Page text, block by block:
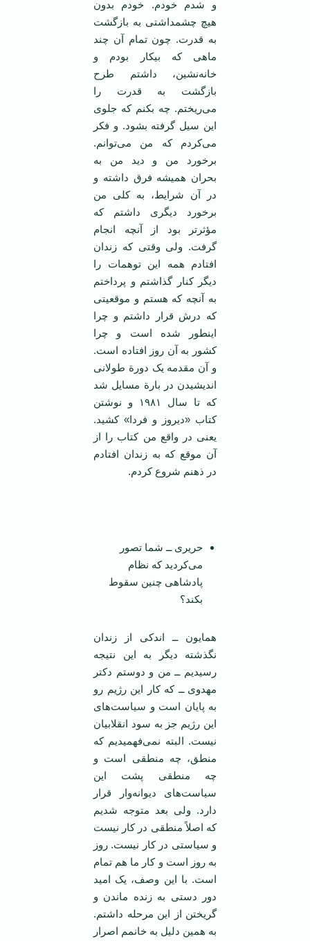
و شدم خودم. خودم بدون
هیچ چشمداشتی به بازگشت
به قدرت. چون تمام آن چند
ماهی که بیکار بودم و
خانه‌نشین، داشتم طرح
بازگشت به قدرت را
می‌ریختم. چه بکنم که جلوی
این سیل گرفته بشود. و فکر
می‌کردم که من می‌توانم.
برخورد من و دید من به
بحران همیشه فرق داشته و
در آن شرایط، به کلی من
برخورد دیگری داشتم که
مؤثر‌تر بود از آنچه انجام
گرفت. ولی وقتی که زندان
افتادم همه این توهمات را
دیگر کنار گذاشتم و پرداختم
به آنچه که هستم و موقعیتی
که درش قرار داشتم و چرا
اینطور شده است و چرا
کشور به آن روز افتاده است.
و آن مقدمه یک دورة طولانی
اندیشیدن در بارة مسایل شد
که تا سال ۱۹۸۱ و نوشتن
کتاب «دیروز و فردا» کشید.
یعنی در واقع من کتاب را از
آن موقع که به زندان افتادم
در ذهنم شروع کردم.
حریری ــ شما تصور
می‌کردید که نظام
پادشاهی چنین سقوط
بکند؟
همایون ــ اندکی از زندان
نگذشته دیگر به این نتیجه
رسیدیم ــ من و دوستم دکتر
مهدوی ــ که کار این رژیم رو
به پایان است و سیاست‌های
این رژیم جز به سود انقلابیان
نیست. البته نمی‌فهمیدیم که
منطق، چه منطقی است و
چه منطقی پشت این
سیاست‌های دیوانه‌وار قرار
دارد. ولی بعد متوجه شدیم
که اصلاً منطقی در کار نیست
و سیاستی در کار نیست. روز
به روز است و کار ما هم تمام
است. با این وصف، یک امید
دور دستی به زنده ماندن و
گریختن از این مرحله داشتم.
به همین دلیل به خانمم اصرار